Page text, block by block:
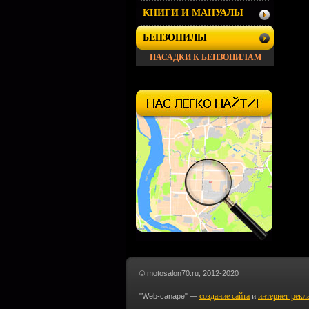
КНИГИ И МАНУАЛЫ
БЕНЗОПИЛЫ
НАСАДКИ К БЕНЗОПИЛАМ
© motosalon70.ru, 2012-2020
"Web-canape" — создание сайта и интернет-